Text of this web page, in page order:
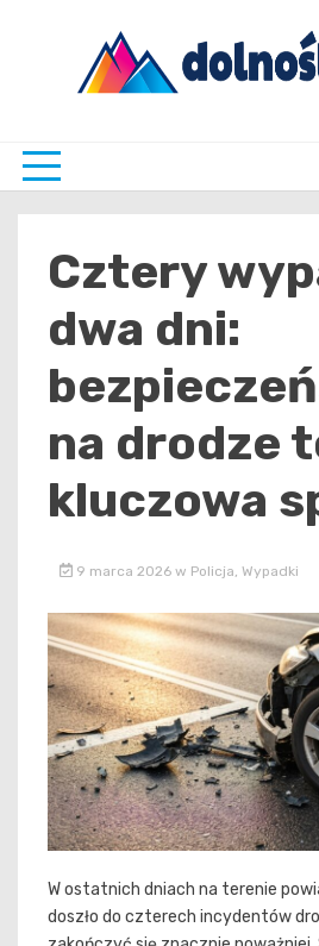
Cztery
dwa dni:
na drodze
kluczowa
9 marca 2026 w Policja Wypadki
W ostatnich dniach na terenie
doszło do czterech incydentów